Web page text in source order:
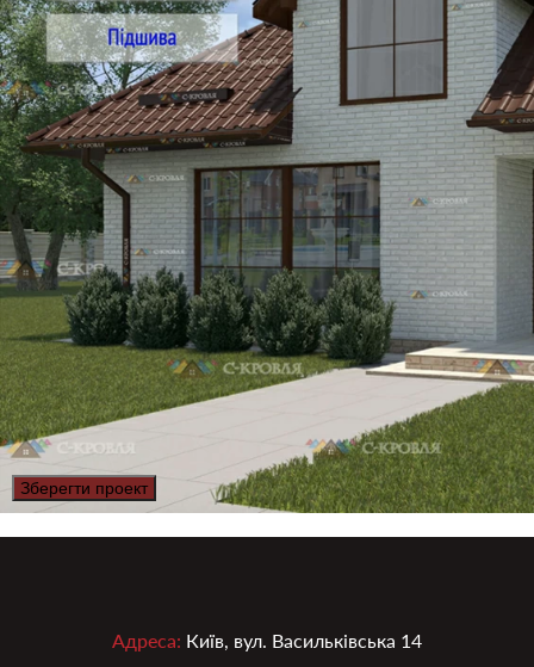
Зберегти проект
Адреса: Київ, вул. Васильківська 14